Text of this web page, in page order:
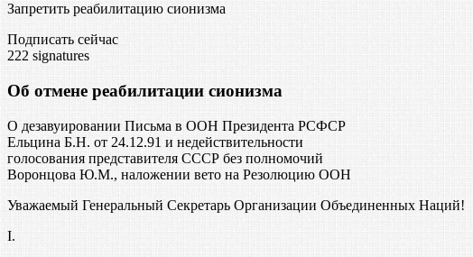
Запретить реабилитацию сионизма
Подписать сейчас
222 signatures
Об отмене реабилитации сионизма
О дезавуировании Письма в ООН Президента РСФСР
Ельцина Б.Н. от 24.12.91 и недействительности
голосования представителя СССР без полномочий
Воронцова Ю.М., наложении вето на Резолюцию ООН
Уважаемый Генеральный Секретарь Организации Объединенных Наций!
I.